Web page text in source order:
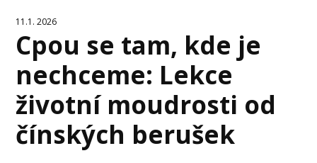
11.1. 2026
Cpou se tam, kde je
nechceme: Lekce
životní moudrosti od
čínských berušek